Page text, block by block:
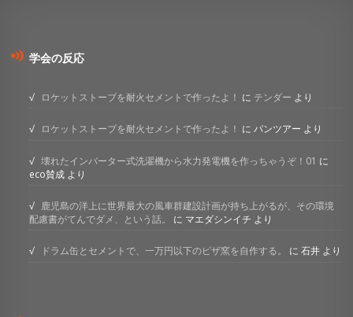
学会の反応
ロケットストーブを耐火セメントで作ったよ！ に テンダー より
ロケットストーブを耐火セメントで作ったよ！ にパンツアー より
壊れたインバーター式洗濯機から水力発電機を作っちゃうぞ！01 に
eco賛成 より
鹿児島の洋上に世界最大の風車群建設計画が持ち上がるが、その環境
配慮書がてんでダメ、という話。
に マエダシンイチ より
ドラム缶とセメントで、一万円以下のピザ窯を自作する。 に石井 より